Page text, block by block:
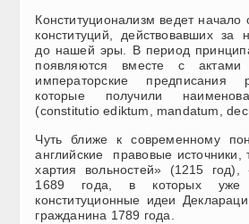
Конституционализм ведет начало
конституций, действовавших за
до нашей эры. В период
появляются вместе с актами
императорские предписания
которые получили
(constitutio ediktum, mandatum,
Чуть ближе к современному
английские правовые источники,
хартия вольностей» (1215
1689 года, в которых уже
конституционные идеи
гражданина 1789 года.